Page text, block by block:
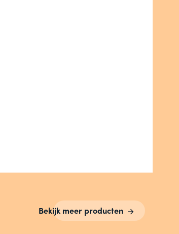
Bekijk meer producten